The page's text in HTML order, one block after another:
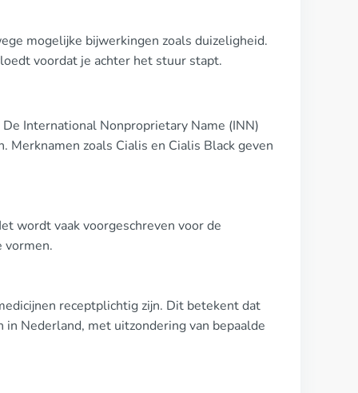
mogelijke bijwerkingen zoals duizeligheid.
voordat je achter het stuur stapt.
International Nonproprietary Name (INN)
zoals Cialis en Cialis Black geven
wordt vaak voorgeschreven voor de
vormen.
receptplichtig zijn. Dit betekent dat
Nederland, met uitzondering van bepaalde